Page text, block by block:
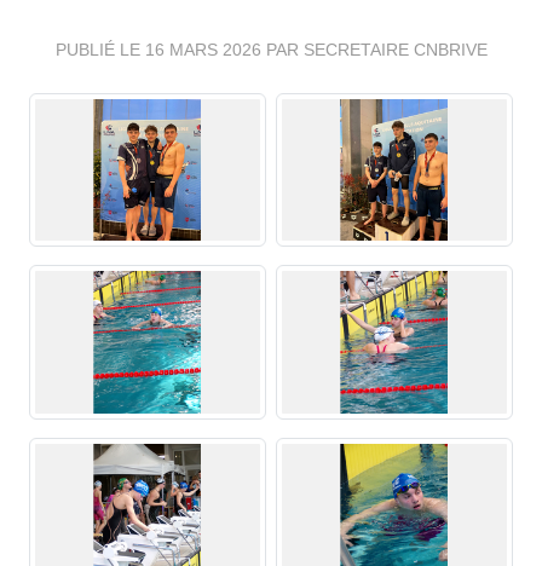
PUBLIÉ LE 16 MARS 2026 PAR SECRETAIRE CNBRIVE